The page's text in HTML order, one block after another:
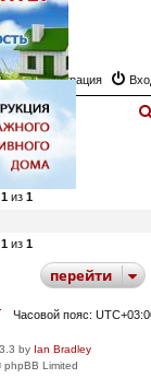
Регистрация
1из 1
1из 1
перейти
Часовой пояс:
by Ian Bradley
Limited